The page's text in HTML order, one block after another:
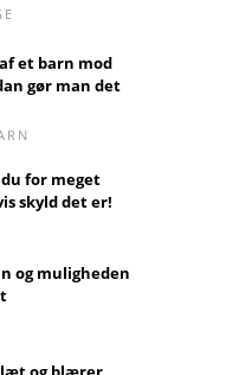
et barn mod
gør man det
for meget
skyld det er!
og muligheden